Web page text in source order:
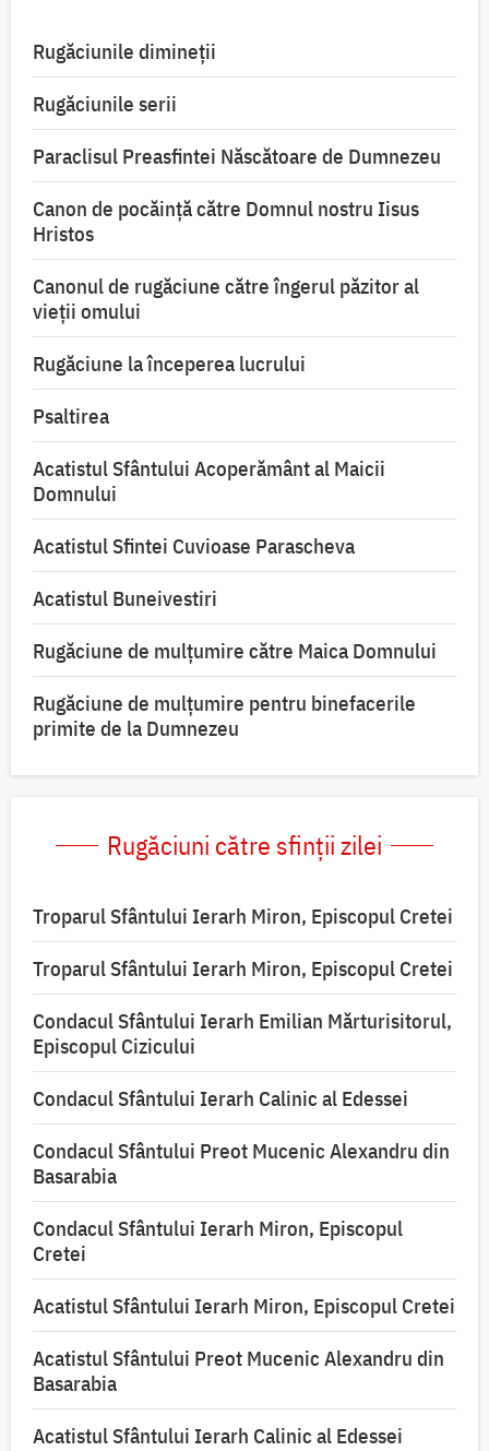
Rugăciunile dimineții
Rugăciunile serii
Paraclisul Preasfintei Născătoare de Dumnezeu
Canon de pocăință către Domnul nostru Iisus
Hristos
Canonul de rugăciune către îngerul păzitor al
vieții omului
Rugăciune la începerea lucrului
Psaltirea
Acatistul Sfântului Acoperământ al Maicii
Domnului
Acatistul Sfintei Cuvioase Parascheva
Acatistul Buneivestiri
Rugăciune de mulţumire către Maica Domnului
Rugăciune de mulțumire pentru binefacerile
primite de la Dumnezeu
Rugăciuni către sfinții zilei
Troparul Sfântului Ierarh Miron, Episcopul Cretei
Troparul Sfântului Ierarh Miron, Episcopul Cretei
Condacul Sfântului Ierarh Emilian Mărturisitorul,
Episcopul Cizicului
Condacul Sfântului Ierarh Calinic al Edessei
Condacul Sfântului Preot Mucenic Alexandru din
Basarabia
Condacul Sfântului Ierarh Miron, Episcopul
Cretei
Acatistul Sfântului Ierarh Miron, Episcopul Cretei
Acatistul Sfântului Preot Mucenic Alexandru din
Basarabia
Acatistul Sfântului Ierarh Calinic al Edessei